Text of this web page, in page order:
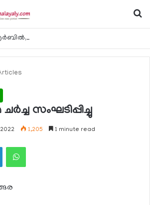
സംഘടിപ്പിച്ചു
1,205 1 minute read
LinkedInWhatsApp